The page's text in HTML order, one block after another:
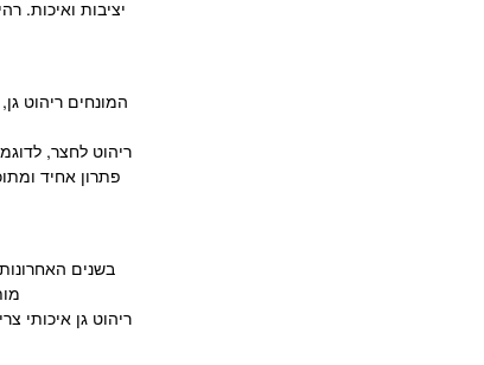
יציבות ואיכות.
המונחים ריהוט
ריהוט לחצר,
פתרון אחיד
בשנים
ריהוט גן איכותי